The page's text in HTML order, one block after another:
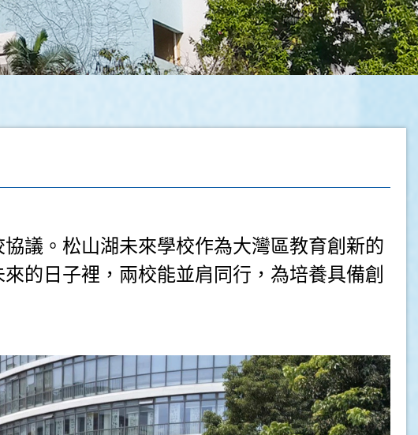
議。松山湖未來學校作為大灣區教育創新的
的日子裡，兩校能並肩同行，為培養具備創